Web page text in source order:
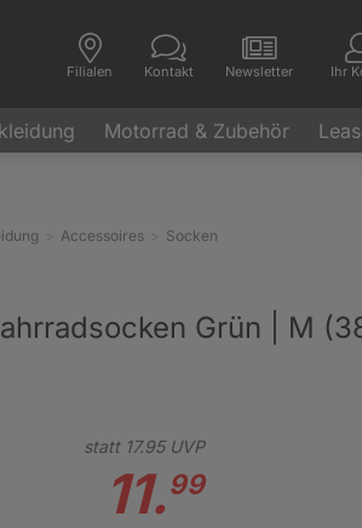
Filialen Kontakt Newsletter Ihr
Motorrad & Zubehör
Accessoires Socken
Grün | M
statt 17.95UVP
11.99